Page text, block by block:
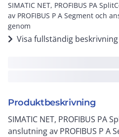
SIMATIC NET, PROFIBUS PA
av PROFIBUS P A Segment och
genom
Visa fullständig beskrivning
Produktbeskrivning
SIMATIC NET, PROFIBUS PA
anslutning av PROFIBUS P A